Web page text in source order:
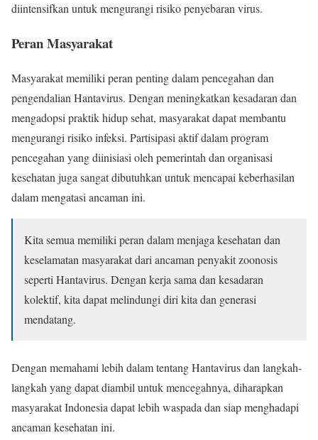
diintensifkan untuk mengurangi risiko penyebaran virus.
Peran Masyarakat
Masyarakat memiliki peran penting dalam pencegahan dan
pengendalian Hantavirus. Dengan meningkatkan kesadaran dan
mengadopsi praktik hidup sehat, masyarakat dapat membantu
mengurangi risiko infeksi. Partisipasi aktif dalam program
pencegahan yang diinisiasi oleh pemerintah dan organisasi
kesehatan juga sangat dibutuhkan untuk mencapai keberhasilan
dalam mengatasi ancaman ini.
Kita semua memiliki peran dalam menjaga kesehatan dan
keselamatan masyarakat dari ancaman penyakit zoonosis
seperti Hantavirus. Dengan kerja sama dan kesadaran
kolektif, kita dapat melindungi diri kita dan generasi
mendatang.
Dengan memahami lebih dalam tentang Hantavirus dan langkah-
langkah yang dapat diambil untuk mencegahnya, diharapkan
masyarakat Indonesia dapat lebih waspada dan siap menghadapi
ancaman kesehatan ini.